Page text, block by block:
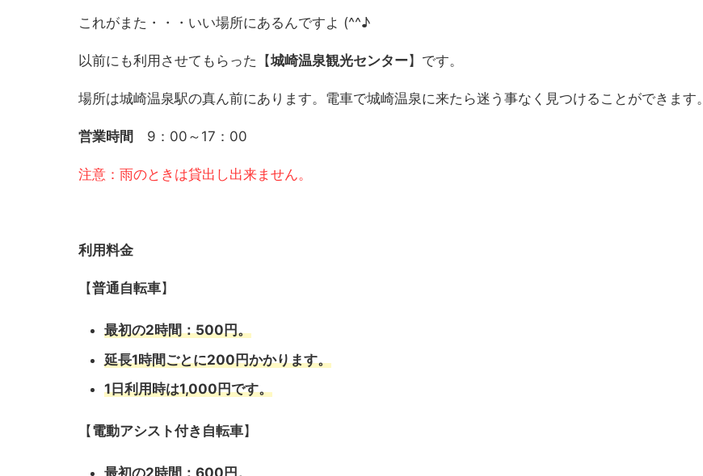
これがまた・・・いい場所にあるんですよ (^^♪
以前にも利用させてもらった【城崎温泉観光センター】です。
場所は城崎温泉駅の真ん前にあります。電車で城崎温泉に来たら迷う事なく見つけることができます。
営業時間 9：00～17：00
注意：雨のときは貸出し出来ません。
利用料金
【普通自転車】
最初の2時間：500円。
延長1時間ごとに200円かかります。
1日利用時は1,000円です。
【電動アシスト付き自転車】
最初の2時間：600円。